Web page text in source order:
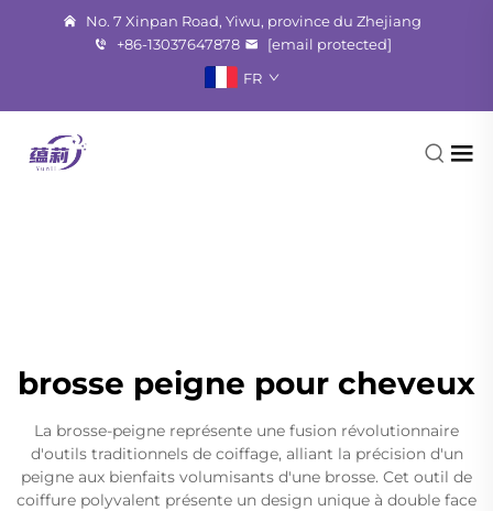
No. 7 Xinpan Road, Yiwu, province du Zhejiang
+86-13037647878
[email protected]
FR
brosse peigne pour cheveux
La brosse-peigne représente une fusion révolutionnaire
d'outils traditionnels de coiffage, alliant la précision d'un
peigne aux bienfaits volumisants d'une brosse. Cet outil de
coiffure polyvalent présente un design unique à double face